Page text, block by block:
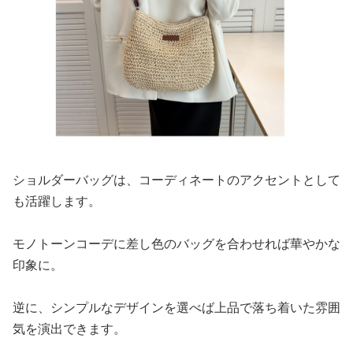
ショルダーバッグは、コーディネートのアクセントとして
も活躍します。
モノトーンコーデに差し色のバッグを合わせれば華やかな
印象に。
逆に、シンプルなデザインを選べば上品で落ち着いた雰囲
気を演出できます。